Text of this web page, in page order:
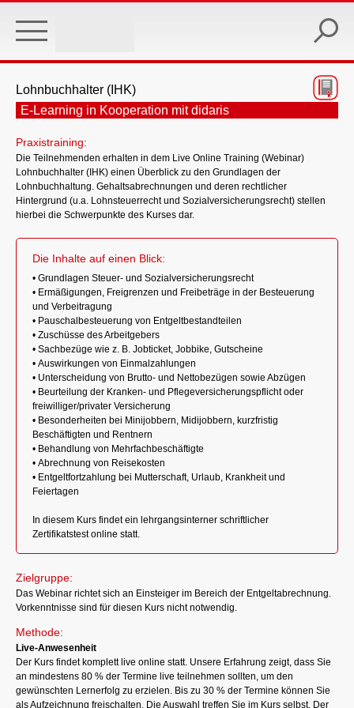
main
Lohnbuchhalter (IHK)
E-Learning in Kooperation mit didaris
Praxistraining:
Die Teilnehmenden erhalten in dem Live Online Training (Webinar)
Lohnbuchhalter (IHK) einen Überblick zu den Grundlagen der
Lohnbuchhaltung. Gehaltsabrechnungen und deren rechtlicher
Hintergrund (u.a. Lohnsteuerrecht und Sozialversicherungsrecht) stellen
hierbei die Schwerpunkte des Kurses dar.
Die Inhalte auf einen Blick:
• Grundlagen Steuer- und Sozialversicherungsrecht
• Ermäßigungen, Freigrenzen und Freibeträge in der Besteuerung
und Verbeitragung
• Pauschalbesteuerung von Entgeltbestandteilen
• Zuschüsse des Arbeitgebers
• Sachbezüge wie z. B. Jobticket, Jobbike, Gutscheine
• Auswirkungen von Einmalzahlungen
• Unterscheidung von Brutto- und Nettobezügen sowie Abzügen
• Beurteilung der Kranken- und Pflegeversicherungspflicht oder
freiwilliger/privater Versicherung
• Besonderheiten bei Minijobbern, Midijobbern, kurzfristig
Beschäftigten und Rentnern
• Behandlung von Mehrfachbeschäftigte
• Abrechnung von Reisekosten
• Entgeltfortzahlung bei Mutterschaft, Urlaub, Krankheit und
Feiertagen
In diesem Kurs findet ein lehrgangsinterner schriftlicher
Zertifikatstest online statt.
Zielgruppe:
Das Webinar richtet sich an Einsteiger im Bereich der Entgeltabrechnung.
Vorkenntnisse sind für diesen Kurs nicht notwendig.
Methode:
Live-Anwesenheit
Der Kurs findet komplett live online statt. Unsere Erfahrung zeigt, dass Sie
an mindestens 80 % der Termine live teilnehmen sollten, um den
gewünschten Lernerfolg zu erzielen. Bis zu 30 % der Termine können Sie
als Aufzeichnung freischalten. Die Auswahl treffen Sie im Kurs selbst. Der